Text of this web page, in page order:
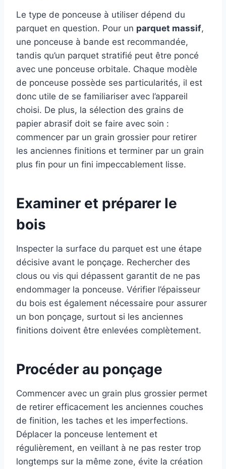
Le type de ponceuse à utiliser dépend du
parquet en question. Pour un parquet massif,
une ponceuse à bande est recommandée,
tandis qu’un parquet stratifié peut être poncé
avec une ponceuse orbitale. Chaque modèle
de ponceuse possède ses particularités, il est
donc utile de se familiariser avec l’appareil
choisi. De plus, la sélection des grains de
papier abrasif doit se faire avec soin :
commencer par un grain grossier pour retirer
les anciennes finitions et terminer par un grain
plus fin pour un fini impeccablement lisse.
Examiner et préparer le
bois
Inspecter la surface du parquet est une étape
décisive avant le ponçage. Rechercher des
clous ou vis qui dépassent garantit de ne pas
endommager la ponceuse. Vérifier l’épaisseur
du bois est également nécessaire pour assurer
un bon ponçage, surtout si les anciennes
finitions doivent être enlevées complètement.
Procéder au ponçage
Commencer avec un grain plus grossier permet
de retirer efficacement les anciennes couches
de finition, les taches et les imperfections.
Déplacer la ponceuse lentement et
régulièrement, en veillant à ne pas rester trop
longtemps sur la même zone, évite la création